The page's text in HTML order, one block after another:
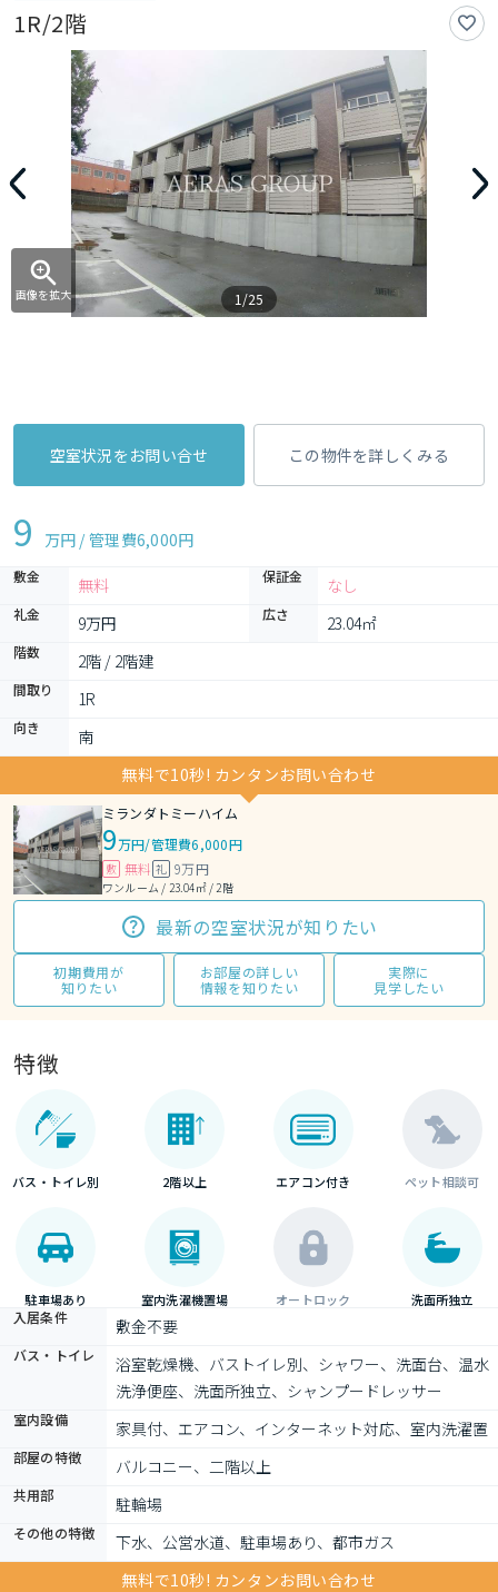
1R/2階
画像を拡大 1/25
空室状況をお問い合せ この物件を詳しくみる
9 万円 / 管理費6,000円
敷金 無料 保証金 なし
礼金 9万円 広さ 23.04㎡
階数 2階 / 2階建
間取り 1R
向き
南
無料で10秒! カンタンお問い合わせ
ミランダトミーハイム
9万円/管理費6,000円
敷 無料 礼 9万円
ワンルーム / 23.04㎡ / 2階
最新の空室状況が知りたい
初期費用が
知りたい
お部屋の詳しい
情報を知りたい
実際に
見学したい
特徴
バス・トイレ別 2階以上 エアコン付き ペット相談可
駐車場あり 室内洗濯機置場 オートロック 洗面所独立
入居条件 敷金不要
バス・トイレ
浴室乾燥機、バストイレ別、シャワー、洗面台、温水
洗浄便座、洗面所独立、シャンプードレッサー
室内設備 家具付、エアコン、インターネット対応、室内洗濯置
部屋の特徴 バルコニー、二階以上
共用部 駐輪場
その他の特徴
下水、公営水道、駐車場あり、都市ガス
無料で10秒! カンタンお問い合わせ